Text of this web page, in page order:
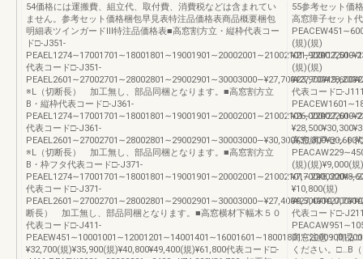
54価格には運搬費、組立代、取付費、消費税などは含まれてい
ません。参考セット価格梱包早見表特注品価格表商品概要梱包
明細表ツインガードⅢ特注品価格表■高窓割方立・縦枠代表コー
ド□-J351-
代表コード□-J351-
※L（切断長） 加工無し、部品同梱となります。■高窓割方立
B・縦枠代表コード□-J361-
代表コード□-J361-
※L（切断長） 加工無し、部品同梱となります。■高窓割方立
B・枠フタ代表コード□-J371-
代表コード□-J371-
断長） 加工無し、部品同梱となります。■高窓横材下幅木５０
代表コード□-J411-
¥32,700(規)¥35,900(規)¥40,800¥49,400(規)¥61,800代表コード□-
55参考セット価
高窓障子セット
(規)(規)
(規)(規)
代表コード□-
高窓網戸セット
(規)(規)¥9,000(規)
¥10,800(規)
代表コード□-
高窓注意：商品
ください。□…B